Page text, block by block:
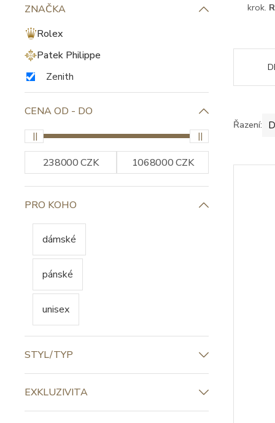
ZVOLENÉ FILTRY
Zenith
CENA OD - DO
ZNAČKA
Rolex
Patek Philippe
PRO KOHO
dámské
pánské
krok.
Řazení: